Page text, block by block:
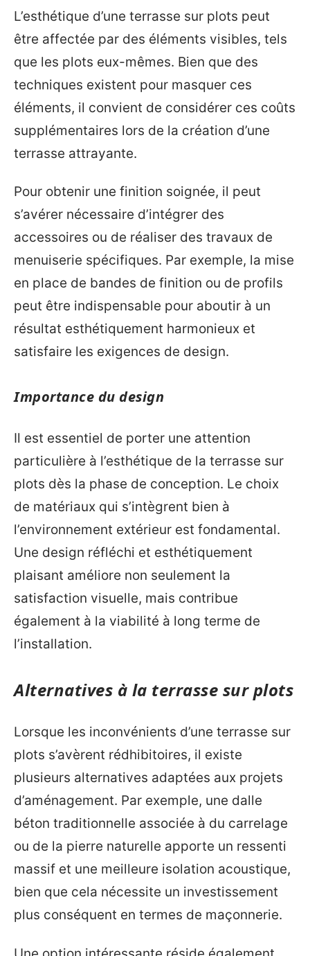
L’esthétique d’une terrasse sur plots peut
être affectée par des éléments visibles, tels
que les plots eux-mêmes. Bien que des
techniques existent pour masquer ces
éléments, il convient de considérer ces coûts
supplémentaires lors de la création d’une
terrasse attrayante.
Pour obtenir une finition soignée, il peut
s’avérer nécessaire d’intégrer des
accessoires ou de réaliser des travaux de
menuiserie spécifiques. Par exemple, la mise
en place de bandes de finition ou de profils
peut être indispensable pour aboutir à un
résultat esthétiquement harmonieux et
satisfaire les exigences de design.
Importance du design
Il est essentiel de porter une attention
particulière à l’esthétique de la terrasse sur
plots dès la phase de conception. Le choix
de matériaux qui s’intègrent bien à
l’environnement extérieur est fondamental.
Une design réfléchi et esthétiquement
plaisant améliore non seulement la
satisfaction visuelle, mais contribue
également à la viabilité à long terme de
l’installation.
Alternatives à la terrasse sur plots
Lorsque les inconvénients d’une terrasse sur
plots s’avèrent rédhibitoires, il existe
plusieurs alternatives adaptées aux projets
d’aménagement. Par exemple, une dalle
béton traditionnelle associée à du carrelage
ou de la pierre naturelle apporte un ressenti
massif et une meilleure isolation acoustique,
bien que cela nécessite un investissement
plus conséquent en termes de maçonnerie.